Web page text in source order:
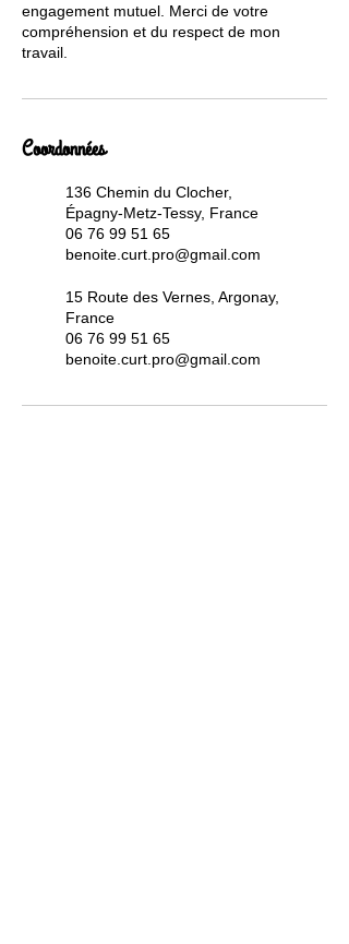
engagement mutuel. Merci de votre
compréhension et du respect de mon
travail.
Coordonnées
136 Chemin du Clocher,
Épagny-Metz-Tessy, France
06 76 99 51 65
benoite.curt.pro@gmail.com
15 Route des Vernes, Argonay,
France
06 76 99 51 65
benoite.curt.pro@gmail.com